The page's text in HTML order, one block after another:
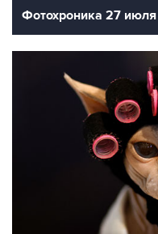
Фотохроника 27 июля